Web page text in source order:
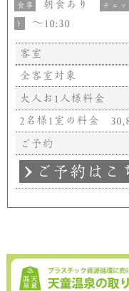
食事 朝食あり チェッ
ト ～10:30
客室
全客室対象
大人お 1 人様料金
2名様 1 室の料金
ご予約